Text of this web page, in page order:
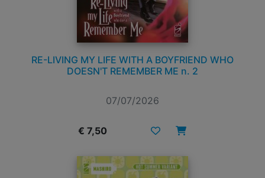
RE-LIVING MY LIFE WITH A BOYFRIEND WHO
DOESN'T REMEMBER ME n. 2
07/07/2026
€ 7,50